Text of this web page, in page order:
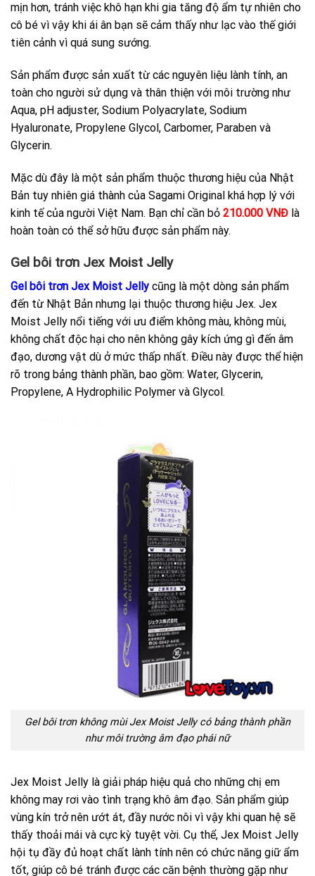
mịn hơn, tránh việc khô hạn khi gia tăng độ ẩm tự nhiên cho
cô bé vì vậy khi ái ân bạn sẽ cảm thấy như lạc vào thế giới
tiên cảnh vì quá sung sướng.
Sản phẩm được sản xuất từ các nguyên liệu lành tính, an
toàn cho người sử dụng và thân thiện với môi trường như
Aqua, pH adjuster, Sodium Polyacrylate, Sodium
Hyaluronate, Propylene Glycol, Carbomer, Paraben và
Glycerin.
Mặc dù đây là một sản phẩm thuộc thương hiệu của Nhật
Bản tuy nhiên giá thành của Sagami Original khá hợp lý với
kinh tế của người Việt Nam. Bạn chỉ cần bỏ 210.000 VNĐ là
hoàn toàn có thể sở hữu được sản phẩm này.
Gel bôi trơn Jex Moist Jelly
Gel bôi trơn Jex Moist Jelly cũng là một dòng sản phẩm
đến từ Nhật Bản nhưng lại thuộc thương hiệu Jex. Jex
Moist Jelly nổi tiếng với ưu điểm không màu, không mùi,
không chất độc hại cho nên không gây kích ứng gì đến âm
đạo, dương vật dù ở mức thấp nhất. Điều này được thể hiện
rõ trong bảng thành phần, bao gồm: Water, Glycerin,
Propylene, A Hydrophilic Polymer và Glycol.
Gel bôi trơn không mùi Jex Moist Jelly có bảng thành phần
như môi trường âm đạo phái nữ
Jex Moist Jelly là giải pháp hiệu quả cho những chị em
không may rơi vào tình trạng khô âm đạo. Sản phẩm giúp
vùng kín trở nên ướt át, đầy nước nôi vì vậy khi quan hệ sẽ
thấy thoải mái và cực kỳ tuyệt vời. Cụ thể, Jex Moist Jelly
hội tụ đầy đủ hoạt chất lành tính nên có chức năng giữ ẩm
tốt, giúp cô bé tránh được các căn bệnh thường gặp như